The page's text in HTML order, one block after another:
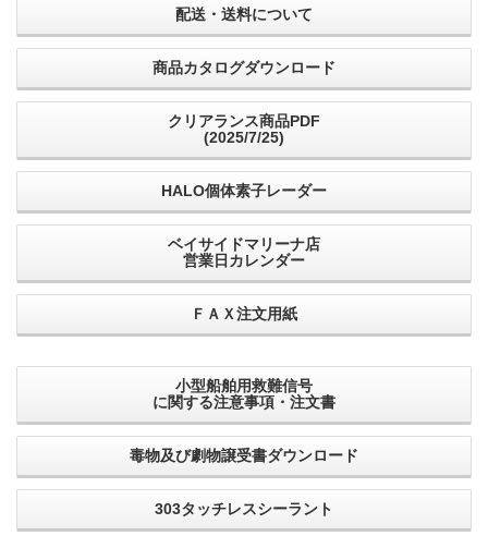
配送・送料について
商品カタログダウンロード
クリアランス商品PDF
(2025/7/25)
HALO個体素子レーダー
ベイサイドマリーナ店
営業日カレンダー
ＦＡＸ注文用紙
小型船舶用救難信号
に関する注意事項・注文書
毒物及び劇物譲受書ダウンロード
303タッチレスシーラント